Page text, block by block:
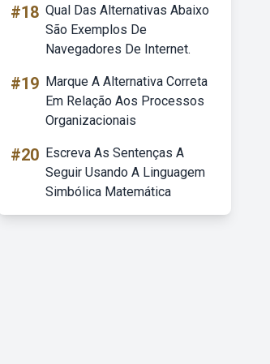
#18 Qual Das Alternativas Abaixo
São Exemplos De
Navegadores De Internet.
#19 Marque A Alternativa Correta
Em Relação Aos Processos
Organizacionais
#20 Escreva As Sentenças A
Seguir Usando A Linguagem
Simbólica Matemática